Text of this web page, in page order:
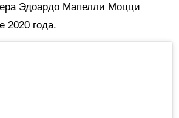
Эдоардо Мапелли Моцци
2020 года.